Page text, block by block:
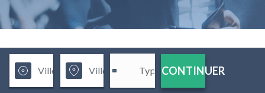
CONTINUER